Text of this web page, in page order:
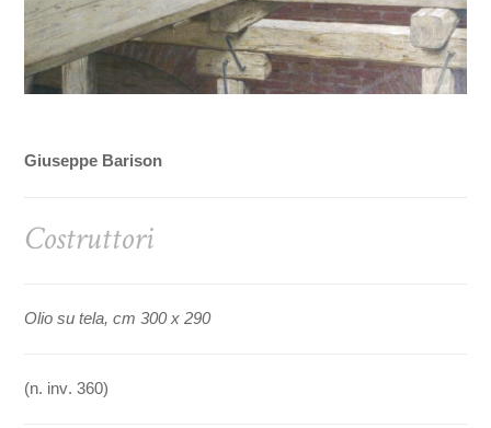
Giuseppe Barison
Costruttori
Olio su tela, cm 300 x 290
(n. inv. 360)